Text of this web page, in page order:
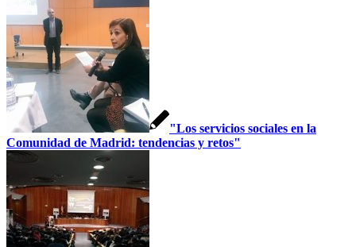
"Los servicios sociales en la
Comunidad de Madrid: tendencias y retos"